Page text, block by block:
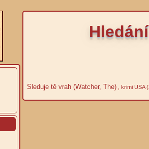
Sleduje tě vrah (Watcher, The) , krimi USA